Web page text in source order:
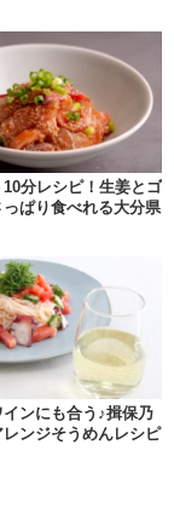
10分レシピ！生姜とゴ
ぱり食べれる大分県
インにも合う♪揖保乃
ンジそうめんレシピ